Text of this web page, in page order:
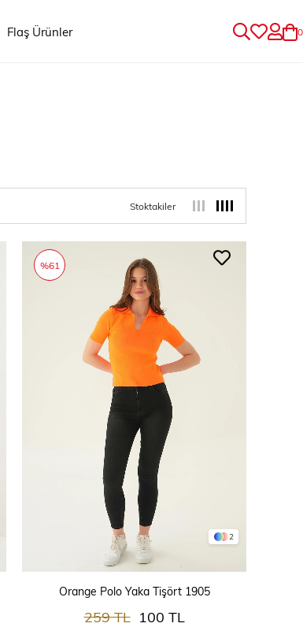
Flaş Ürünler 0
Stoktakiler
2
SEPETE EKLE
Orange Polo Yaka Tişört 1905
100 TL
259 TL
%61